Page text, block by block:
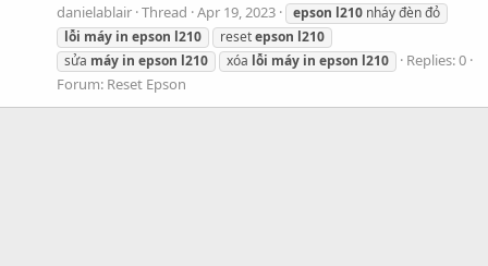
danielablair Thread Apr 19, 2023 epson l210 nháy đèn đỏ
lỗi máy in epson l210 resetepson l210
sửa máy in epson l210 xóa lỗi máy in epson l210
Replies: 0
Forum: Reset Epson